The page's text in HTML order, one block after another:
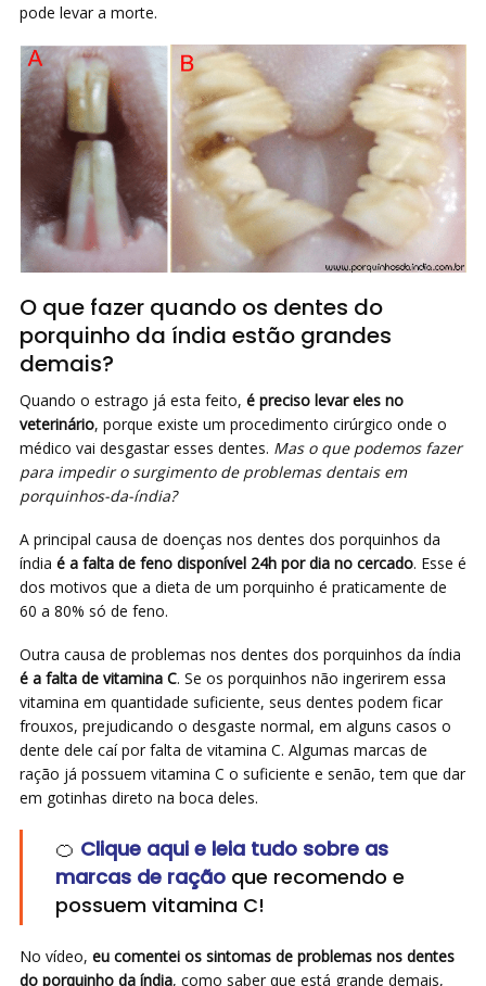
pode levar a morte.
O que fazer quando os dentes do
porquinho da índia estão grandes
demais?
Quando o estrago já esta feito, é preciso levar eles no
veterinário, porque existe um procedimento cirúrgico onde o
médico vai desgastar esses dentes. Mas o que podemos fazer
para impedir o surgimento de problemas dentais em
porquinhos-da-índia?
A principal causa de doenças nos dentes dos porquinhos da
índia é a falta de feno disponível 24h por dia no cercado. Esse é
dos motivos que a dieta de um porquinho é praticamente de
60 a 80% só de feno.
Outra causa de problemas nos dentes dos porquinhos da índia
é a falta de vitamina C. Se os porquinhos não ingerirem essa
vitamina em quantidade suficiente, seus dentes podem ficar
frouxos, prejudicando o desgaste normal, em alguns casos o
dente dele caí por falta de vitamina C. Algumas marcas de
ração já possuem vitamina C o suficiente e senão, tem que dar
em gotinhas direto na boca deles.
🍊 Clique aqui e leia tudo sobre as
marcas de ração que recomendo e
possuem vitamina C!
No vídeo, eu comentei os sintomas de problemas nos dentes
do porquinho da índia, como saber que está grande demais,